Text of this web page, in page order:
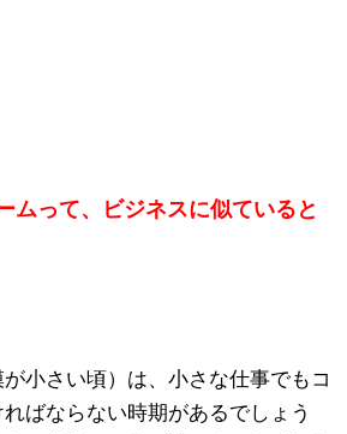
ムって、ビジネスに似ていると
小さい頃）は、小さな仕事でもコ
ばならない時期があるでしょう